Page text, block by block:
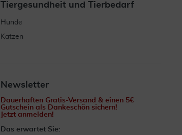
Tiergesundheit und Tierbedarf
Hunde
Katzen
Newsletter
Dauerhaften Gratis-Versand & einen 5€
Gutschein als Dankeschön sichern!
Jetzt anmelden!
Das erwartet Sie: